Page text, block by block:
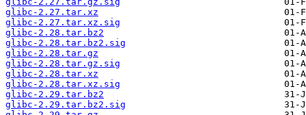
glibc-2.27.tar.xz
glibc-2.27.tar.xz.sig
glibc-2.28.tar.bz2
glibc-2.28.tar.bz2.sig
glibc-2.28.tar.gz
glibc-2.28.tar.gz.sig
glibc-2.28.tar.xz
glibc-2.28.tar.xz.sig
glibc-2.29.tar.bz2
glibc-2.29.tar.bz2.sig